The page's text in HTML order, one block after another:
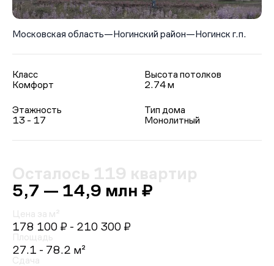
Московская область—Ногинский район—Ногинск г.п.
Класс
Комфорт
Высота потолков
2.74 м
Этажность
13 - 17
Тип дома
Монолитный
Осталось 119 квартир
5,7 — 14,9 млн ₽
Цена за м²
178 100 ₽ - 210 300 ₽
Площадь
27.1 - 78.2 м²
Сдача